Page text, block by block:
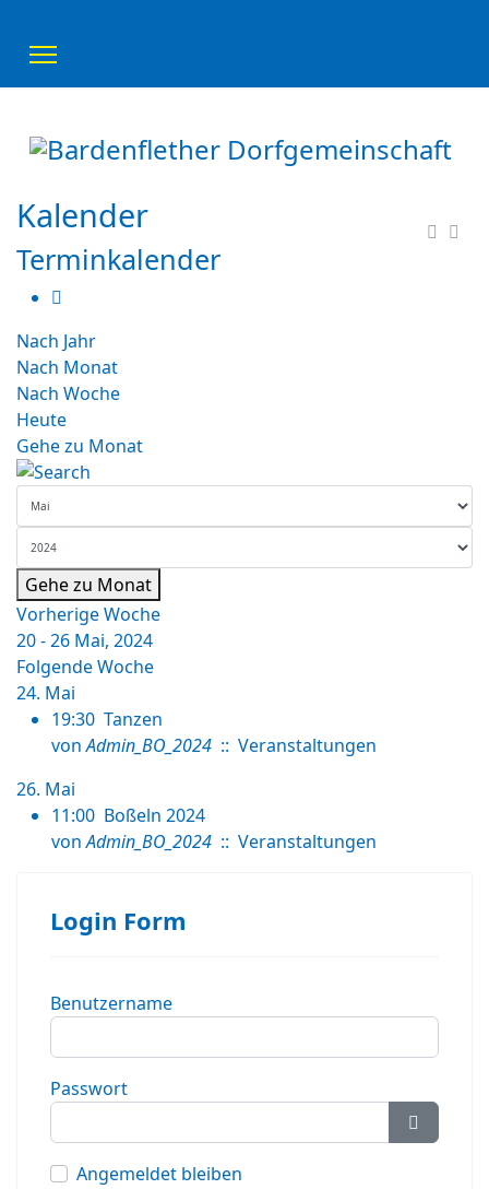
Kalender
Terminkalender
Nach Jahr
Nach Monat
Nach Woche
Heute
Gehe zu Monat
Gehe zu Monat
Vorherige Woche
20 - 26 Mai, 2024
Folgende Woche
24. Mai
19:30 Tanzen
von Admin_BO_2024 :: Veranstaltungen
26. Mai
11:00 Boßeln 2024
von Admin_BO_2024 :: Veranstaltungen
Login Form
Benutzername
Passwort
Angemeldet bleiben